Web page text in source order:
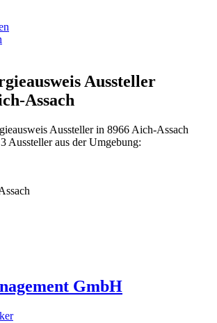
Aussteller
Assach
Aussteller in 8966 Aich-Assach
Aussteller aus der Umgebung:
GmbH